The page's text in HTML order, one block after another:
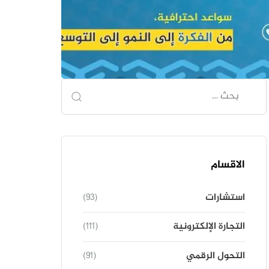
الاقسام
استشارات
(93)
التجارة الإلكترونية
(111)
التحول الرقمي
(91)